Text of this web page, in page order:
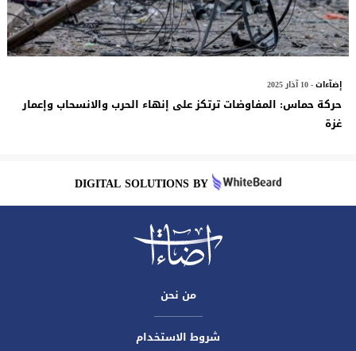
إضآءات- 10 آذار 2025
حركة حماس: المفاوضات ترتكز على إنهاء الحرب والانسحاب وإعمار
غزة
DIGITAL SOLUTIONS BY
من نحن
شروط الاستخدام